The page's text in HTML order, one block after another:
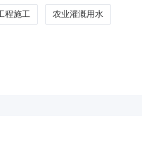
程施工 农业灌溉用水